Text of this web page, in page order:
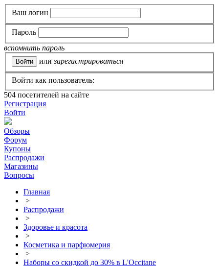
Ваш логин
Пароль
вспомнить пароль
или зарегистрироваться
Войти как пользователь:
504 посетителей на сайте
Регистрация
Войти
Обзоры
Форум
Купоны
Распродажи
Магазины
Вопросы
Главная
>
Распродажи
>
Здоровье и красота
>
Косметика и парфюмерия
>
Наборы со скидкой до 30% в L'Occitane